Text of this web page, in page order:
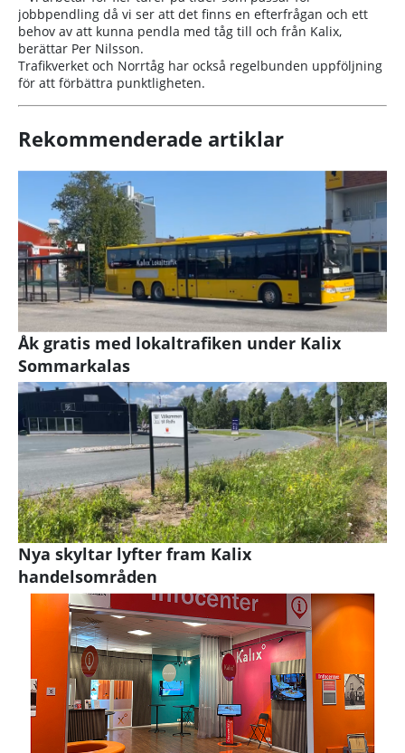
jobbpendling då vi ser att det finns en efterfrågan och ett
behov av att kunna pendla med tåg till och från Kalix,
berättar Per Nilsson.
Trafikverket och Norrtåg har också regelbunden uppföljning
för att förbättra punktligheten.
Rekommenderade artiklar
Åk gratis med lokaltrafiken under Kalix
Sommarkalas
Nya skyltar lyfter fram Kalix
handelsområden